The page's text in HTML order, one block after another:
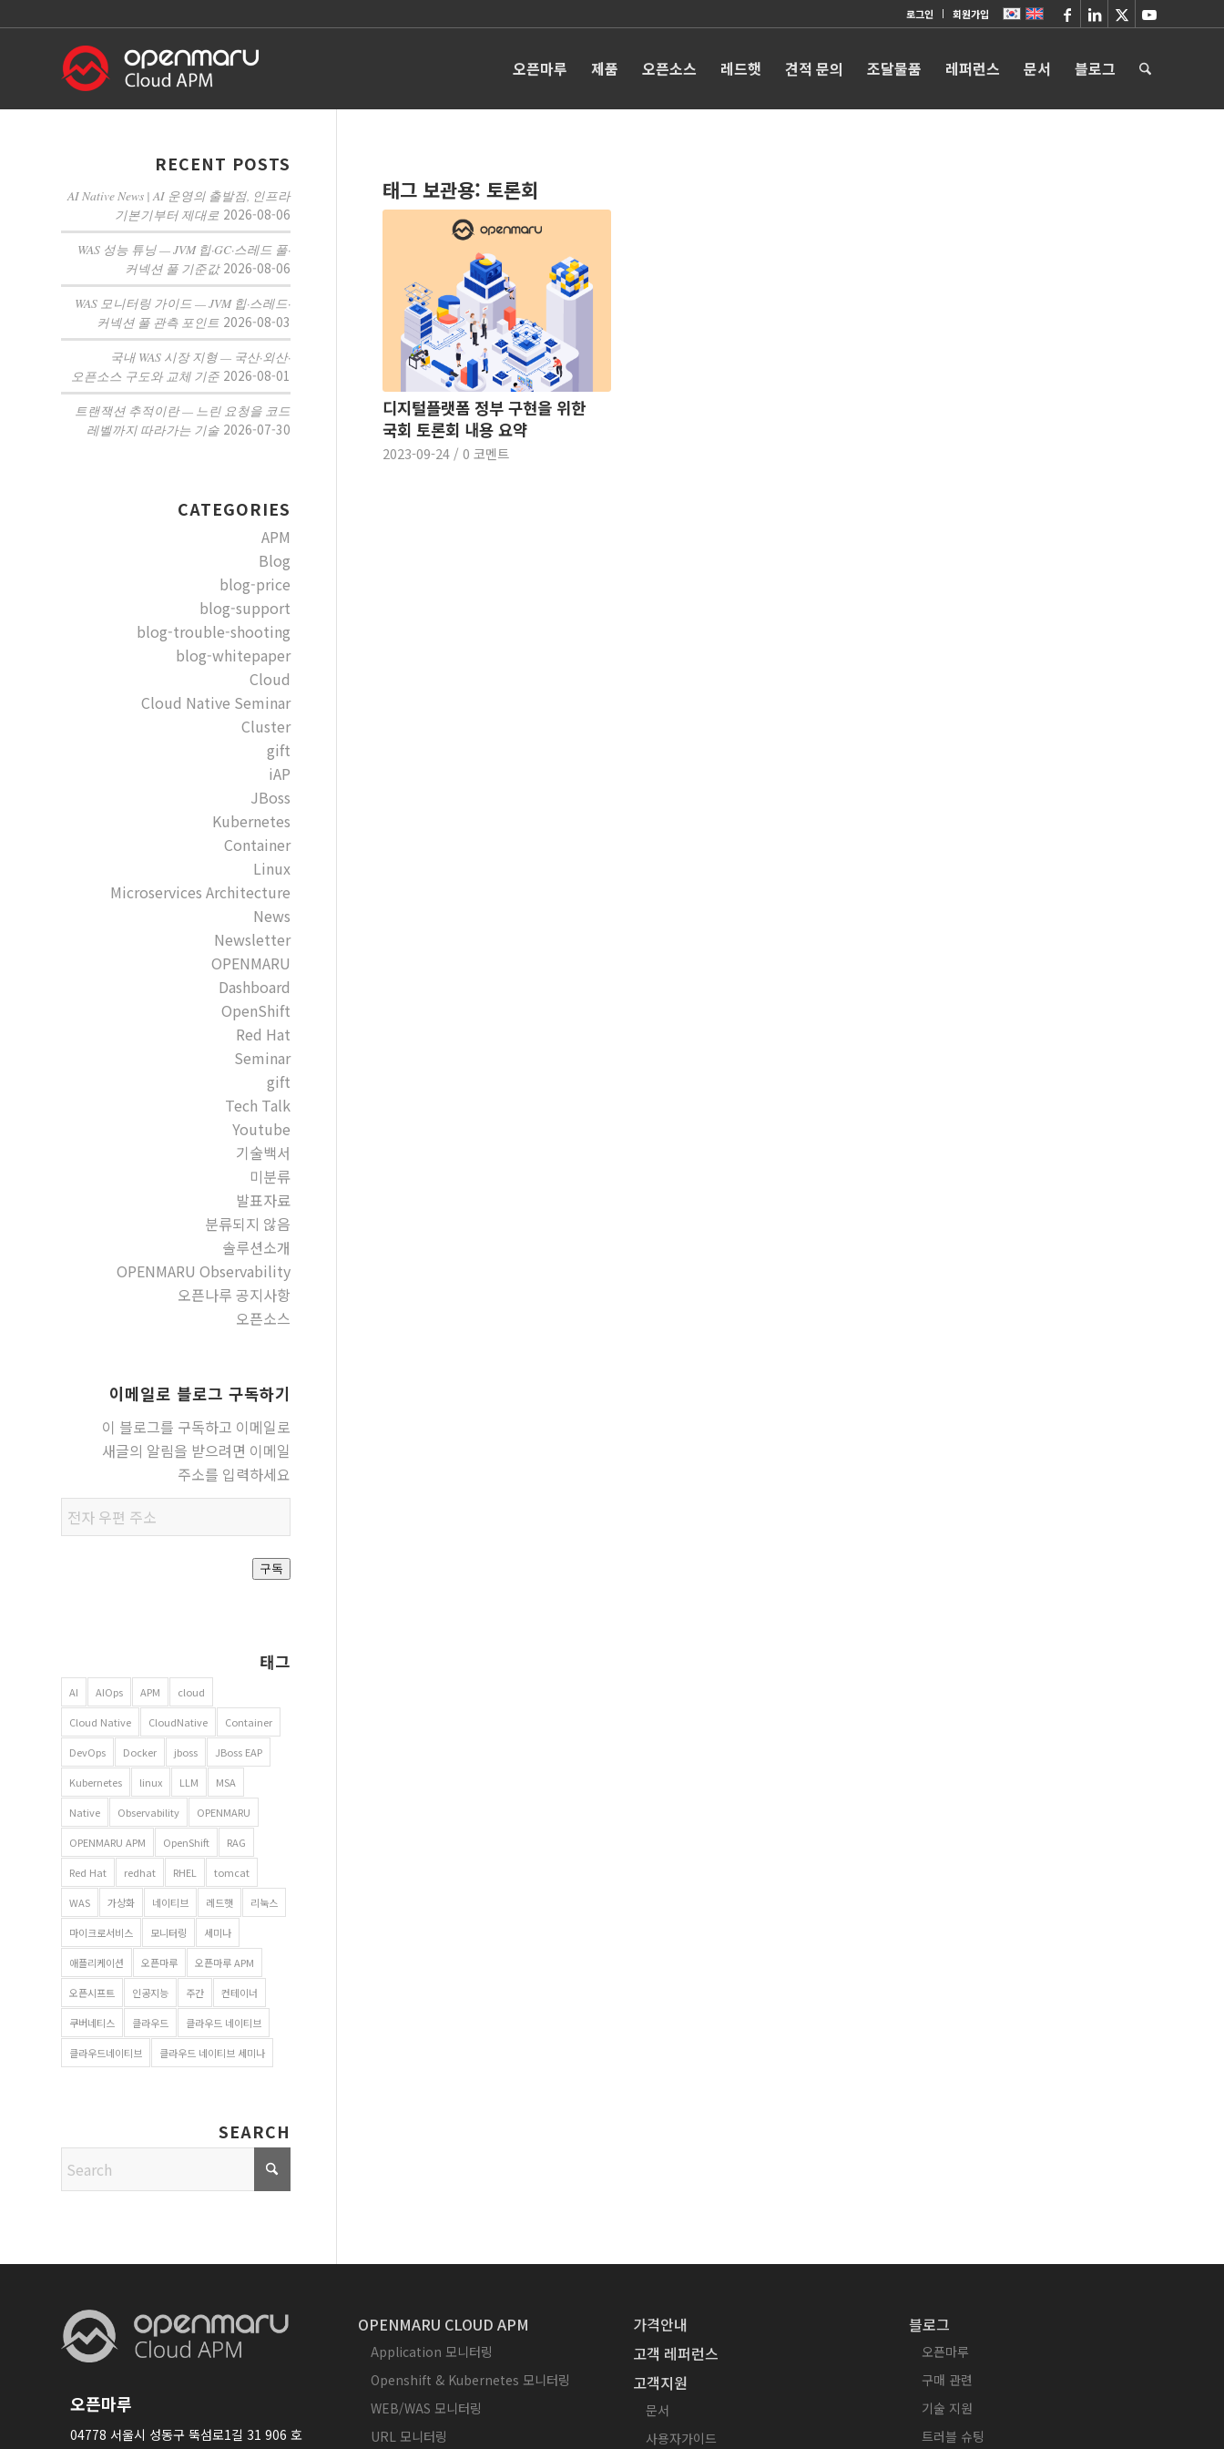
로그인 회원가입
오픈마루 제품 오픈소스 레드햇 견적 문의 조달물품 레퍼런스 문서 블로그
태그 보관용: 토론회
디지털플랫폼 정부 구현을 위한
국회 토론회 내용 요약
2023-09-24 / 0 코멘트
RECENT POSTS
AI Native News | AI 운영의 출발점, 인프라
기본기부터 제대로 2026-08-06
WAS 성능 튜닝 — JVM 힙·GC·스레드 풀·
커넥션 풀 기준값 2026-08-06
WAS 모니터링 가이드 — JVM 힙·스레드·
커넥션 풀 관측 포인트 2026-08-03
국내 WAS 시장 지형 — 국산·외산·
오픈소스 구도와 교체 기준 2026-08-01
트랜잭션 추적이란 — 느린 요청을 코드
레벨까지 따라가는 기술 2026-07-30
CATEGORIES
APM
Blog
blog-price
blog-support
blog-trouble-shooting
blog-whitepaper
Cloud
Cloud Native Seminar
Cluster
gift
iAP
JBoss
Kubernetes
Container
Linux
Microservices Architecture
News
Newsletter
OPENMARU
Dashboard
OpenShift
Red Hat
Seminar
gift
Tech Talk
Youtube
기술백서
미분류
발표자료
분류되지 않음
솔루션소개
OPENMARU Observability
오픈나루 공지사항
오픈소스
이메일로 블로그 구독하기
이 블로그를 구독하고 이메일로
새글의 알림을 받으려면 이메일
주소를 입력하세요
우편
주소
구독
태그
AI AIOps APM cloud
Cloud Native CloudNative Container
DevOps Docker jboss JBoss EAP
Kubernetes linux LLM MSA
Native Observability OPENMARU
OPENMARU APM OpenShift RAG
Red Hat redhat RHEL tomcat
WAS 가상화 네이티브 레드햇 리눅스
마이크로서비스 모니터링 세미나
애플리케이션 오픈마루 오픈마루 APM
오픈시프트 인공지능 주간 컨테이너
쿠버네티스 클라우드 클라우드 네이티브
클라우드네이티브 클라우드 네이티브 세미나
SEARCH
오픈마루
04778 서울시 성동구 뚝섬로1길 31 906 호
OPENMARU CLOUD APM
Application 모니터링
Openshift & Kubernetes 모니터링
WEB/WAS 모니터링
URL 모니터링
가격안내
고객 레퍼런스
고객지원
문서
사용자가이드
블로그
오픈마루
구매 관련
기술 지원
트러블 슈팅